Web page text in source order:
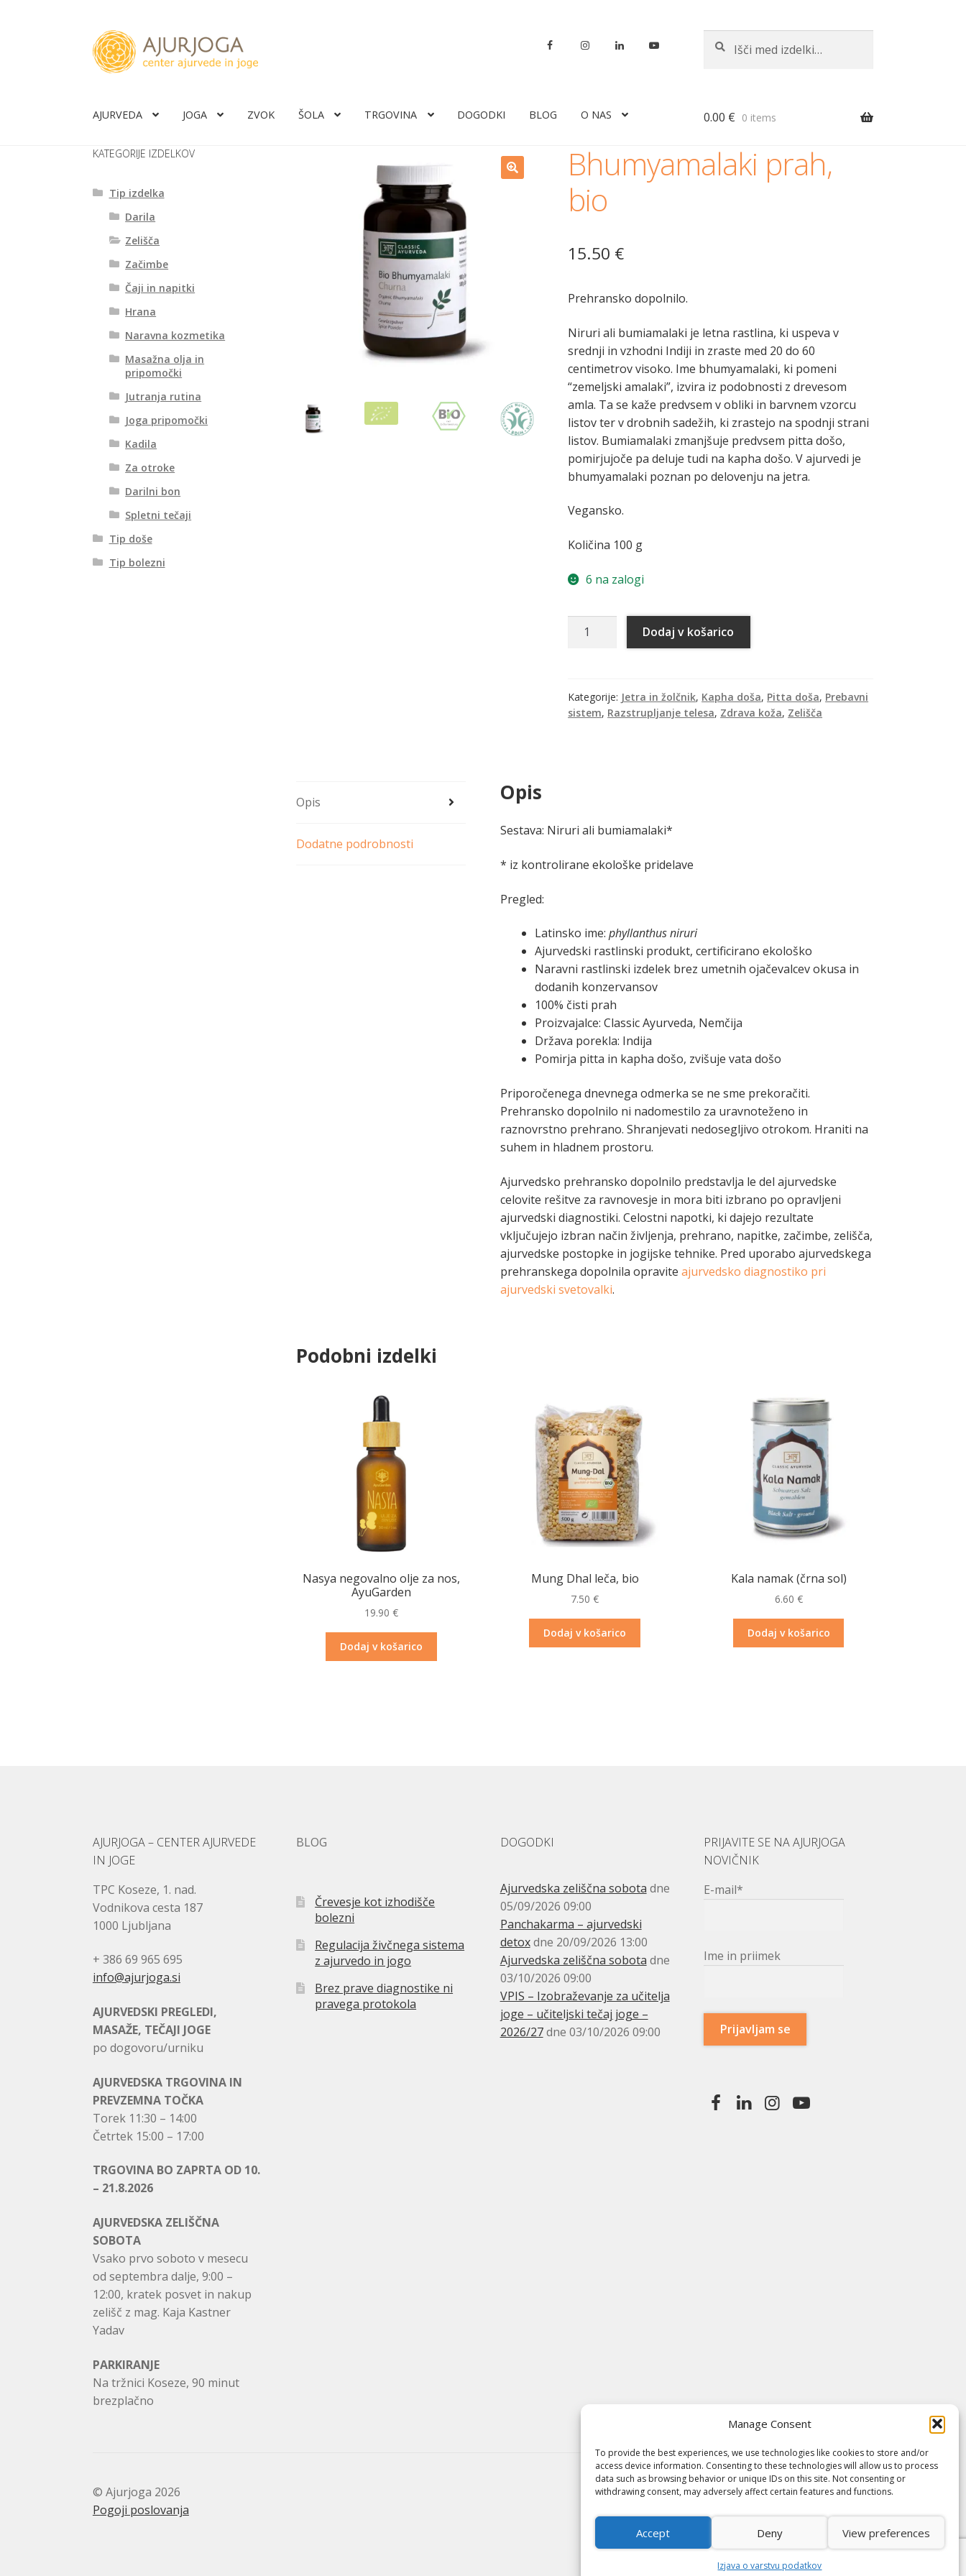
Manage Consent
To provide the best experiences, we use technologies like cookies to store and/or
access device information. Consenting to these technologies will allow us to process
data such as browsing behavior or unique IDs on this site. Not consenting or
withdrawing consent, may adversely affect certain features and functions.
Accept Deny View preferences
Izjava o varstvu podatkov
Skip
to
navigation
Skip
to
content
Iskanje
AJURVEDA JOGA ZVOK ŠOLA TRGOVINA DOGODKI BLOG O NAS 0.00 € 0 items
Bhumyamalaki prah,
bio
15.50 €
Prehransko dopolnilo.
Niruri ali bumiamalaki je letna rastlina, ki uspeva v
srednji in vzhodni Indiji in zraste med 20 do 60
centimetrov visoko. Ime bhumyamalaki, ki pomeni
“zemeljski amalaki”, izvira iz podobnosti z drevesom
amla. Ta se kaže predvsem v obliki in barvnem vzorcu
listov ter v drobnih sadežih, ki zrastejo na spodnji strani
listov. Bumiamalaki zmanjšuje predvsem pitta došo,
pomirjujoče pa deluje tudi na kapha došo. V ajurvedi je
bhumyamalaki poznan po delovenju na jetra.
Vegansko.
Količina 100 g
6 na zalogi
BhumyamalakiDodaj v košarico
Kategorije: Jetra in žolčnik, Kapha doša, Pitta doša, Prebavni
sistem, Razstrupljanje telesa, Zdrava koža, Zelišča
Opis
Dodatne podrobnosti
Opis
Sestava: Niruri ali bumiamalaki*
* iz kontrolirane ekološke pridelave
Pregled:
Latinsko ime: phyllanthus niruri
Ajurvedski rastlinski produkt, certificirano ekološko
Naravni rastlinski izdelek brez umetnih ojačevalcev okusa in
dodanih konzervansov
100% čisti prah
Proizvajalce: Classic Ayurveda, Nemčija
Država porekla: Indija
Pomirja pitta in kapha došo, zvišuje vata došo
Priporočenega dnevnega odmerka se ne sme prekoračiti.
Prehransko dopolnilo ni nadomestilo za uravnoteženo in
raznovrstno prehrano. Shranjevati nedosegljivo otrokom. Hraniti na
suhem in hladnem prostoru.
Ajurvedsko prehransko dopolnilo predstavlja le del ajurvedske
celovite rešitve za ravnovesje in mora biti izbrano po opravljeni
ajurvedski diagnostiki. Celostni napotki, ki dajejo rezultate
vključujejo izbran način življenja, prehrano, napitke, začimbe, zelišča,
ajurvedske postopke in jogijske tehnike. Pred uporabo ajurvedskega
prehranskega dopolnila opravite ajurvedsko diagnostiko pri
ajurvedski svetovalki.
Podobni izdelki
Nasya negovalno olje za nos,
AyuGarden
19.90 €
Dodaj v košarico
Mung Dhal leča, bio
7.50€
Dodaj v košarico
Kala namak (črna sol)
6.60 €
Dodaj v košarico
KATEGORIJE IZDELKOV
Tip izdelka
Darila
Zelišča
Začimbe
Čaji in napitki
Hrana
Naravna kozmetika
Masažna olja in
pripomočki
Jutranja rutina
Joga pripomočki
Kadila
Za otroke
Darilni bon
Spletni tečaji
Tip doše
Tip bolezni
AJURJOGA – CENTER AJURVEDE
IN JOGE
TPC Koseze, 1. nad.
Vodnikova cesta 187
1000 Ljubljana
+ 386 69 965 695
info@ajurjoga.si
AJURVEDSKI PREGLEDI,
MASAŽE, TEČAJI JOGE
po dogovoru/urniku
AJURVEDSKA TRGOVINA IN
PREVZEMNA TOČKA
Torek 11:30 – 14:00
Četrtek 15:00 – 17:00
TRGOVINA BO ZAPRTA OD 10.
– 21.8.2026
AJURVEDSKA ZELIŠČNA
SOBOTA
Vsako prvo soboto v mesecu
od septembra dalje, 9:00 –
12:00, kratek posvet in nakup
zelišč z mag. Kaja Kastner
Yadav
PARKIRANJE
Na tržnici Koseze, 90 minut
brezplačno
BLOG
Črevesje kot izhodišče
bolezni
Regulacija živčnega sistema
z ajurvedo in jogo
Brez prave diagnostike ni
pravega protokola
DOGODKI
Ajurvedska zeliščna sobota dne
05/09/2026 09:00
Panchakarma – ajurvedski
detoxdne 20/09/2026 13:00
Ajurvedska zeliščna sobota dne
03/10/2026 09:00
VPIS – Izobraževanje za učitelja
joge – učiteljski tečaj joge –
2026/27dne 03/10/2026 09:00
PRIJAVITE SE NA AJURJOGA
NOVIČNIK
E-mail*
Ime in priimek
© Ajurjoga 2026
Pogoji poslovanja